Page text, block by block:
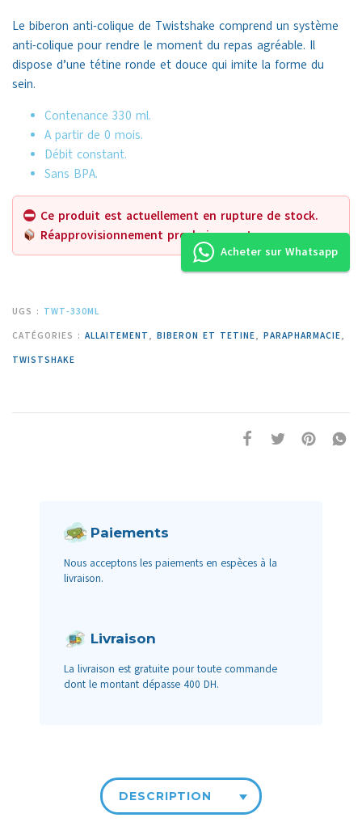
Le biberon anti-colique de Twistshake comprend un système
anti-colique pour rendre le moment du repas agréable. Il
dispose d’une tétine ronde et douce qui imite la forme du
sein.
Contenance 330 ml.
A partir de 0 mois.
Débit constant.
Sans BPA.
Ce produit est actuellement en rupture de stock.
Réapprovisionnement prochainement.
Acheter sur Whatsapp
UGS : TWT-330ML
CATÉGORIES : ALLAITEMENT , BIBERON ET TETINE, PARAPHARMACIE,
TWISTSHAKE
Paiements
Nous acceptons les paiements en espèces à la
livraison.
Livraison
La livraison est gratuite pour toute commande
dont le montant dépasse 400 DH.
DESCRIPTION